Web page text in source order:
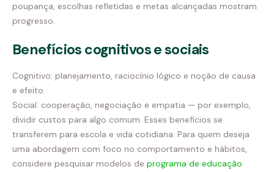
poupança, escolhas refletidas e metas alcançadas mostram
progresso.
Benefícios cognitivos e sociais
Cognitivo: planejamento, raciocínio lógico e noção de causa
e efeito.
Social: cooperação, negociação e empatia — por exemplo,
dividir custos para algo comum. Esses benefícios se
transferem para escola e vida cotidiana. Para quem deseja
uma abordagem com foco no comportamento e hábitos,
considere pesquisar modelos de programa de educação